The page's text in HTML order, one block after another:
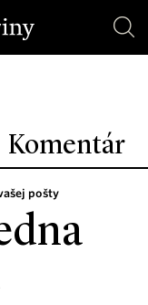
Komentár
pošty